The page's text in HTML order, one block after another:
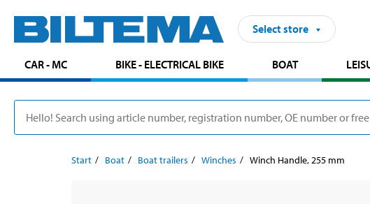
Select store
CAR - MC BIKE - ELECTRICAL BIKE BOAT
Start Boat Boat trailers Winches Winch Handle, 255 mm